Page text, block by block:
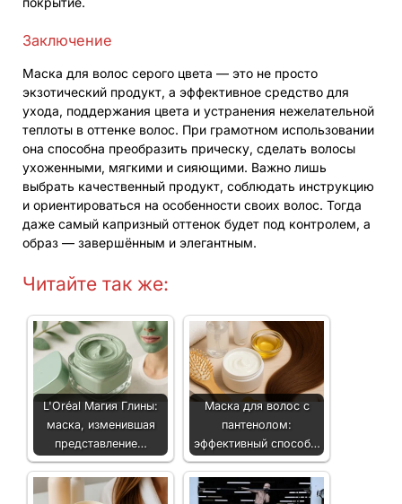
Заключение
Маска для волос серого цвета — это не просто
экзотический продукт, а эффективное средство для
ухода, поддержания цвета и устранения нежелательной
теплоты в оттенке волос. При грамотном использовании
она способна преобразить прическу, сделать волосы
ухоженными, мягкими и сияющими. Важно лишь
выбрать качественный продукт, соблюдать инструкцию
и ориентироваться на особенности своих волос. Тогда
даже самый капризный оттенок будет под контролем, а
образ — завершённым и элегантным.
Читайте так же:
L'Oréal Магия Глины:
маска, изменившая
представление…
Маска для волос с
пантенолом:
эффективный способ…